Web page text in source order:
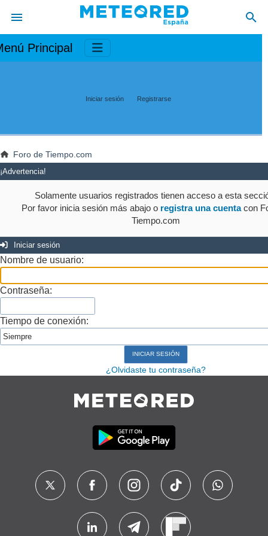
Principal
Iniciar sesión Registrarse
Foro de Tiempo.com
¡Advertencia!
Solamente usuarios registrados tienen acceso a esta
Por favor inicia sesión más abajo o registra una cuentacon
Tiempo.com
Iniciar sesión
Nombre de usuario:
Contraseña:
Tiempo de conexión:
¿Olvidaste tu contraseña?